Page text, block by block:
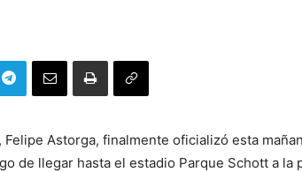
Astorga, finalmente oficializó esta
de llegar hasta el estadio Parque Schott a la